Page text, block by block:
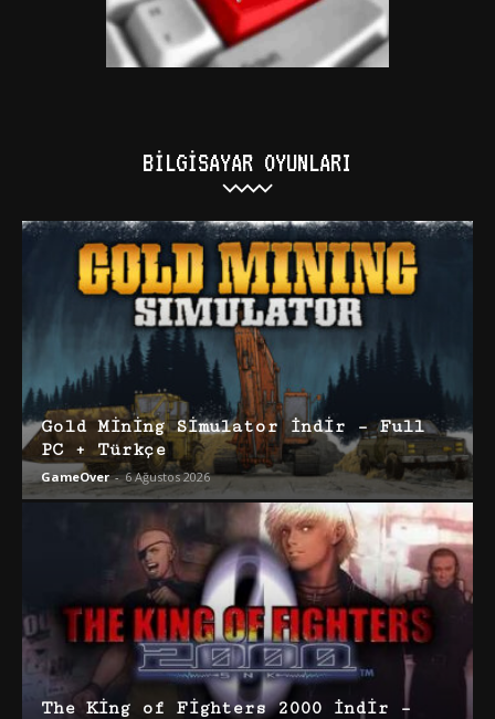
BILGISAYAR OYUNLARI
Gold Mining Simulator İndir – Full
PC + Türkçe
GameOver - 6 Ağustos 2026
The King of Fighters 2000 İndir –